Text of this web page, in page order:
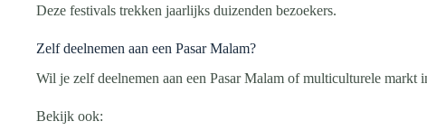
Deze festivals trekken jaarlijks duizenden bezoekers.
Zelf deelnemen aan een Pasar Malam?
Wil je zelf deelnemen aan een Pasar Malam of multiculturele
Bekijk ook: